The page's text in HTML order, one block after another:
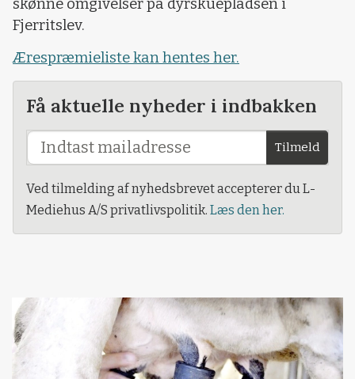
skønne omgivelser på dyrskuepladsen i
Fjerritslev.
Ærespræmieliste kan hentes her.
Få aktuelle nyheder i indbakken
Tilmeld
Ved tilmelding af nyhedsbrevet accepterer du L-
Mediehus A/S privatlivspolitik. Læs den her.